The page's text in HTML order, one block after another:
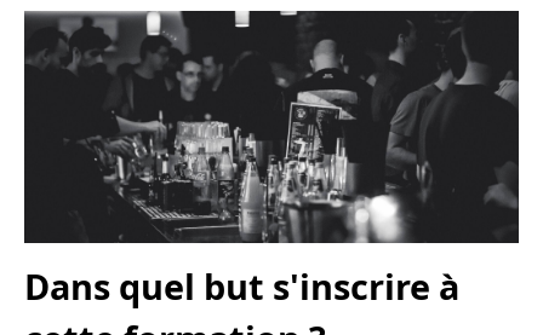
Dans quel but s'inscrire à